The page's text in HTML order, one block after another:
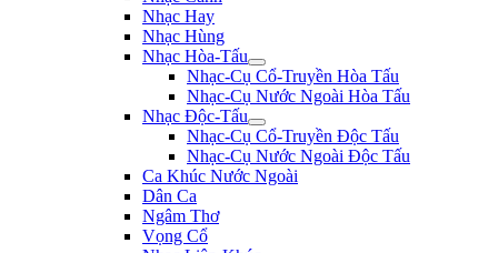
Nhạc Hay
Nhạc Hùng
Nhạc Hòa-Tấu
Nhạc-Cụ Cổ-Truyền Hòa Tấu
Nhạc-Cụ Nước Ngoài Hòa Tấu
Nhạc Độc-Tấu
Nhạc-Cụ Cổ-Truyền Độc Tấu
Nhạc-Cụ Nước Ngoài Độc Tấu
Ca Khúc Nước Ngoài
Dân Ca
Ngâm Thơ
Vọng Cổ